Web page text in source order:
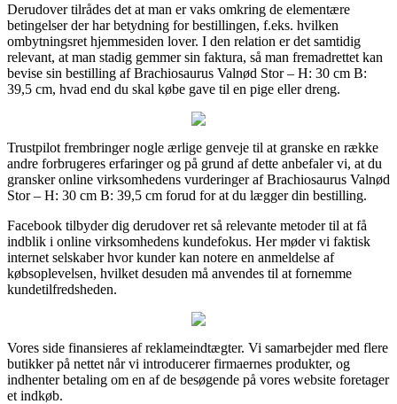
Derudover tilrådes det at man er vaks omkring de elementære
betingelser der har betydning for bestillingen, f.eks. hvilken
ombytningsret hjemmesiden lover. I den relation er det samtidig
relevant, at man stadig gemmer sin faktura, så man fremadrettet kan
bevise sin bestilling af Brachiosaurus Valnød Stor – H: 30 cm B:
39,5 cm, hvad end du skal købe gave til en pige eller dreng.
Trustpilot frembringer nogle ærlige genveje til at granske en række
andre forbrugeres erfaringer og på grund af dette anbefaler vi, at du
gransker online virksomhedens vurderinger af Brachiosaurus Valnød
Stor – H: 30 cm B: 39,5 cm forud for at du lægger din bestilling.
Facebook tilbyder dig derudover ret så relevante metoder til at få
indblik i online virksomhedens kundefokus. Her møder vi faktisk
internet selskaber hvor kunder kan notere en anmeldelse af
købsoplevelsen, hvilket desuden må anvendes til at fornemme
kundetilfredsheden.
Vores side finansieres af reklameindtægter. Vi samarbejder med flere
butikker på nettet når vi introducerer firmaernes produkter, og
indhenter betaling om en af de besøgende på vores website foretager
et indkøb.